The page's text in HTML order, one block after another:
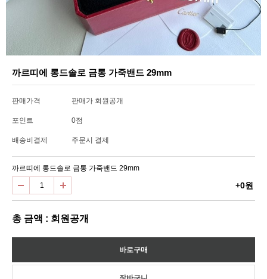
까르띠에 롱드솔로 금통 가죽밴드 29mm
판매가격 판매가 회원공개
포인트 0점
배송비결제 주문시 결제
까르띠에 롱드솔로 금통 가죽밴드 29mm
+0원
총 금액 : 회원공개